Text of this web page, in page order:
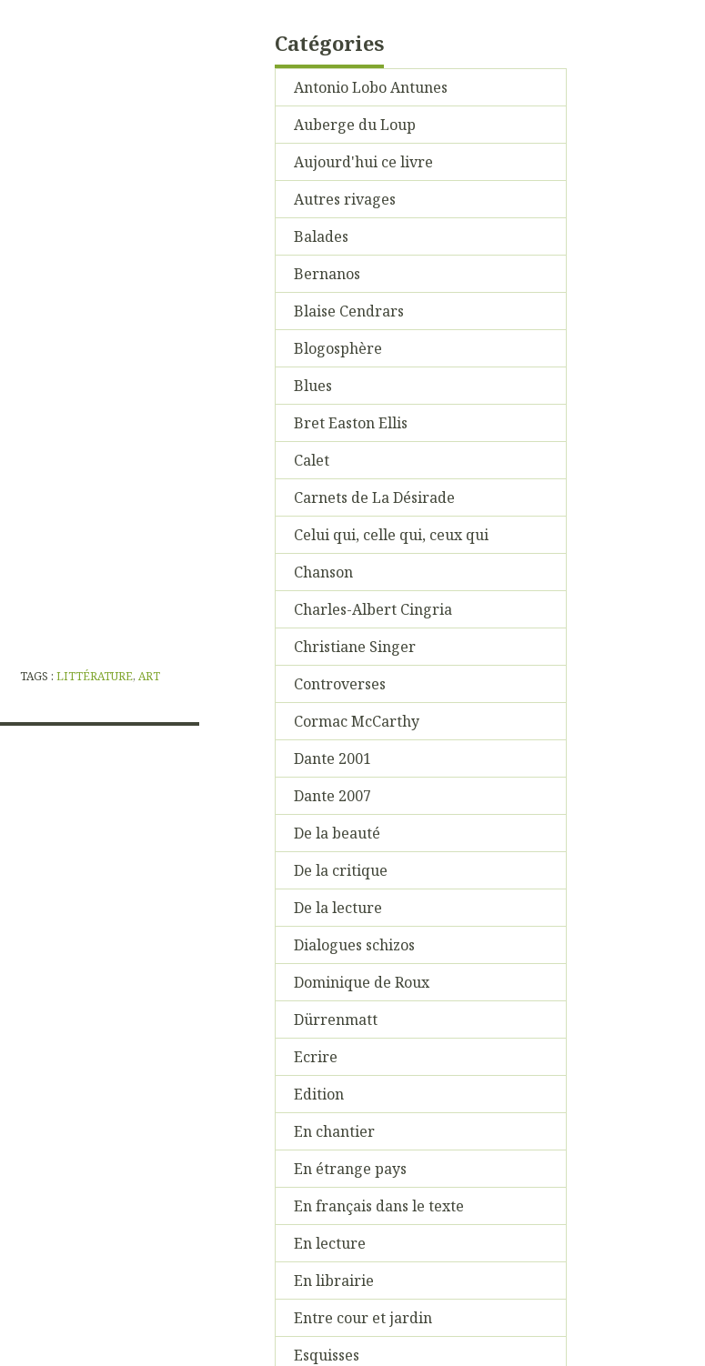
TAGS :LITTÉRATURE,ART
Catégories
Antonio Lobo Antunes
Auberge du Loup
Aujourd'hui ce livre
Autres rivages
Balades
Bernanos
Blaise Cendrars
Blogosphère
Blues
Bret Easton Ellis
Calet
Carnets de La Désirade
Celui qui, celle qui, ceux qui
Chanson
Charles-Albert Cingria
Christiane Singer
Controverses
Cormac McCarthy
Dante 2001
Dante 2007
De la beauté
De la critique
De la lecture
Dialogues schizos
Dominique de Roux
Dürrenmatt
Ecrire
Edition
En chantier
En étrange pays
En français dans le texte
En lecture
En librairie
Entre cour et jardin
Esquisses